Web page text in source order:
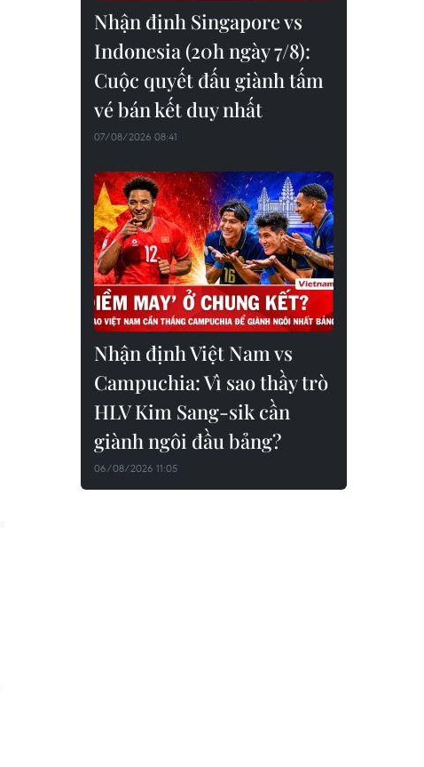
Nhận định Singapore vs
Indonesia (20h ngày 7/8):
Cuộc quyết đấu giành tấm
vé bán kết duy nhất
07/08/2026 08:41
Nhận định Việt Nam vs
Campuchia: Vì sao thầy trò
HLV Kim Sang-sik cần
giành ngôi đầu bảng?
06/08/2026 11:05